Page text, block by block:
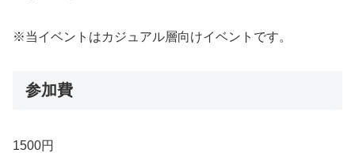
※当イベントはカジュアル層向けイベントです。
参加費
1500円